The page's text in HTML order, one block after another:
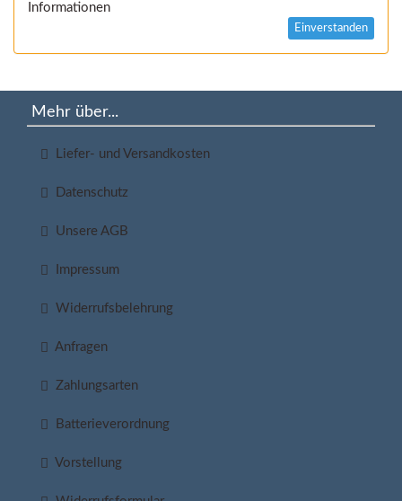
Informationen
Einverstanden
Mehr über...
Liefer- und Versandkosten
Datenschutz
Unsere AGB
Impressum
Widerrufsbelehrung
Anfragen
Zahlungsarten
Batterieverordnung
Vorstellung